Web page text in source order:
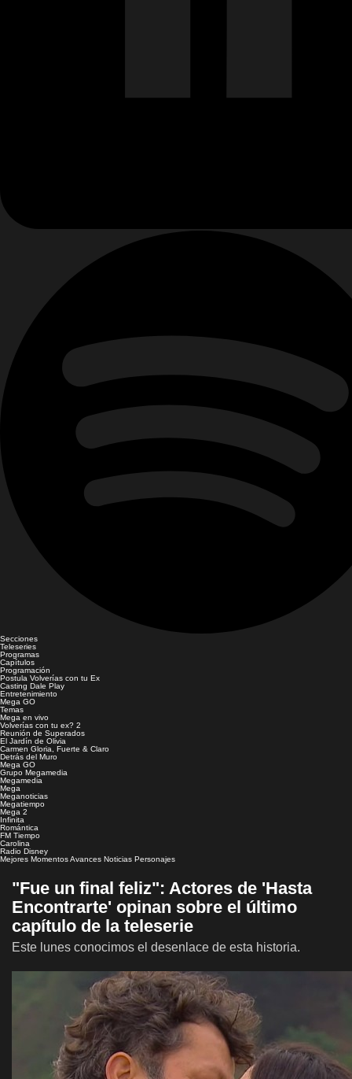
Secciones
Teleseries
Programas
Capítulos
Programación
Postula Volverías con tu Ex
Casting Dale Play
Entretenimiento
Mega GO
Temas
Mega en vivo
Volverías con tu ex? 2
Reunión de Superados
El Jardín de Olivia
Carmen Gloria, Fuerte & Claro
Detrás del Muro
Mega GO
Grupo Megamedia
Megamedia
Mega
Meganoticias
Megatiempo
Mega 2
Infinita
Romántica
FM Tiempo
Carolina
Radio Disney
Mejores MomentosAvances Noticias Personajes
"Fue un final feliz": Actores de 'Hasta
Encontrarte' opinan sobre el último
capítulo de la teleserie
Este lunes conocimos el desenlace de esta historia.